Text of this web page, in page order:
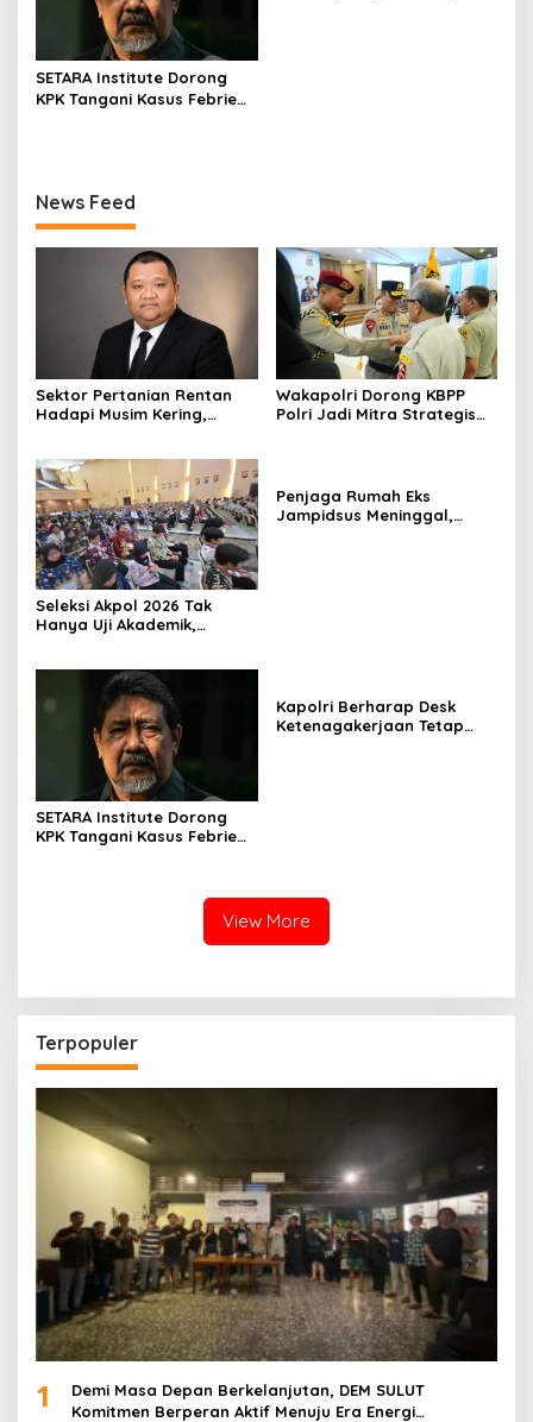
SETARA Institute Dorong
KPK Tangani Kasus Febrie
News Feed
Sektor Pertanian Rentan
Hadapi Musim Kering,
Wakapolri Dorong KBPP
Polri Jadi Mitra Strategis
Seleksi Akpol 2026 Tak
Hanya Uji Akademik,
Penjaga Rumah Eks
Jampidsus Meninggal,
SETARA Institute Dorong
KPK Tangani Kasus Febrie
Kapolri Berharap Desk
Ketenagakerjaan Tetap
View More
Terpopuler
1
Demi Masa Depan Berkelanjutan, DEM SULUT
Komitmen Berperan Aktif Menuju Era Energi